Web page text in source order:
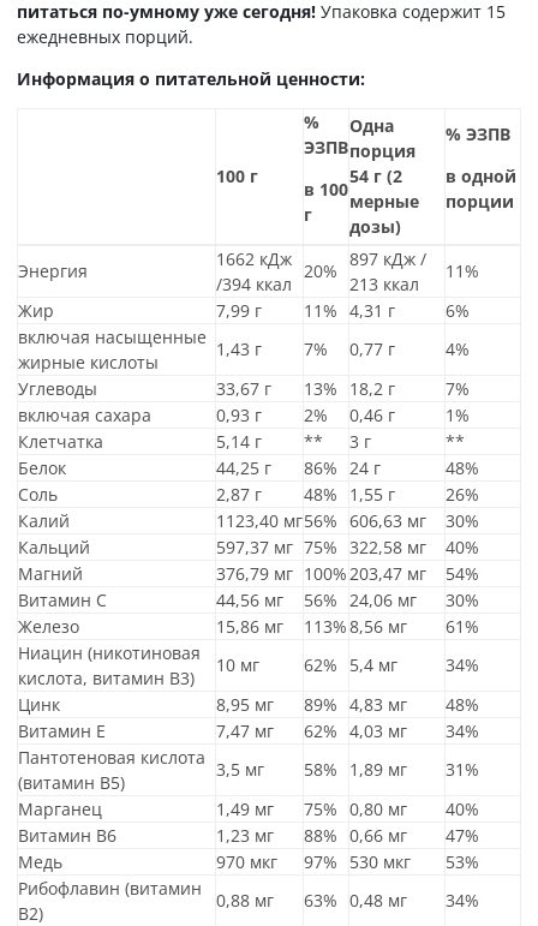
питаться по-умному уже сегодня! Упаковка содержит 15
ежедневных порций.
Информация о питательной ценности:
100 г
%
ЭЗПВ
в 100
г
Одна
порция
54 г (2
мерные
дозы)
% ЭЗПВ
в одной
порции
Энергия
1662 кДж
/394 ккал
20%
897 кДж /
213 ккал
11%
Жир
7,99 г 11% 4,31 г
6%
включая насыщенные
жирные кислоты
1,43 г 7% 0,77 г
4%
Углеводы
33,67 г 13% 18,2 г
7%
включая сахара
0,93 г 2% 0,46 г
1%
Клетчатка
5,14 г ** 3 г
**
Белок
44,25 г 86% 24 г
48%
Соль
2,87 г 48% 1,55 г
26%
Калий
1123,40 мг56% 606,63 мг
30%
Кальций
597,37 мг 75% 322,58 мг
40%
Магний
376,79 мг 100%203,47 мг
54%
Витамин C
44,56 мг 56% 24,06 мг
30%
Железо
15,86 мг 113%8,56 мг
61%
Ниацин (никотиновая
кислота, витамин B3)
10 мг 62% 5,4 мг
34%
Цинк
8,95 мг 89% 4,83 мг
48%
Витамин E
7,47 мг 62% 4,03 мг
34%
Пантотеновая кислота
(витамин B5)
3,5 мг 58% 1,89 мг
31%
Марганец
1,49 мг 75% 0,80 мг
40%
Витамин B6
1,23 мг 88% 0,66 мг
47%
Медь
970 мкг 97% 530 мкг
53%
Рибофлавин (витамин
B2)
0,88 мг 63% 0,48 мг
34%